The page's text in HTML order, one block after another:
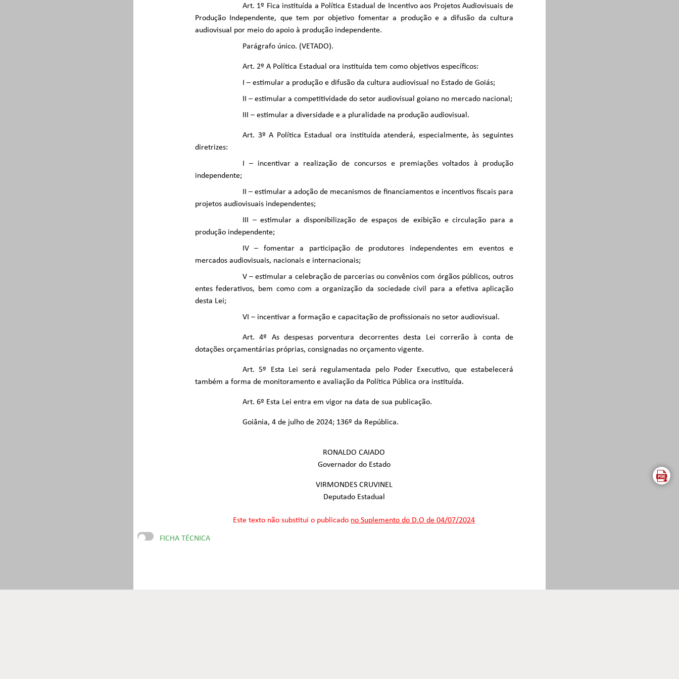
Art. 1º Fica instituída a Política Estadual de Incentivo aos Projetos Audiovisuais de
Produção Independente, que tem por objetivo fomentar a produção e a difusão da cultura
audiovisual por meio do apoio à produção independente.
Parágrafo único. (VETADO).
Art. 2º A Política Estadual ora instituída tem como objetivos específicos:
I – estimular a produção e difusão da cultura audiovisual no Estado de Goiás;
II – estimular a competitividade do setor audiovisual goiano no mercado nacional;
III – estimular a diversidade e a pluralidade na produção audiovisual.
Art. 3º A Política Estadual ora instituída atenderá, especialmente, às seguintes
diretrizes:
I – incentivar a realização de concursos e premiações voltados à produção
independente;
II – estimular a adoção de mecanismos de financiamentos e incentivos fiscais para
projetos audiovisuais independentes;
III – estimular a disponibilização de espaços de exibição e circulação para a
produção independente;
IV – fomentar a participação de produtores independentes em eventos e
mercados audiovisuais, nacionais e internacionais;
V – estimular a celebração de parcerias ou convênios com órgãos públicos, outros
entes federativos, bem como com a organização da sociedade civil para a efetiva aplicação
desta Lei;
VI – incentivar a formação e capacitação de profissionais no setor audiovisual.
Art. 4º As despesas porventura decorrentes desta Lei correrão à conta de
dotações orçamentárias próprias, consignadas no orçamento vigente.
Art. 5º Esta Lei será regulamentada pelo Poder Executivo, que estabelecerá
também a forma de monitoramento e avaliação da Política Pública ora instituída.
Art. 6º Esta Lei entra em vigor na data de sua publicação.
Goiânia, 4 de julho de 2024; 136º da República.
RONALDO CAIADO
Governador do Estado
VIRMONDES CRUVINEL
Deputado Estadual
Este texto não substitui o publicado no Suplemento do D.O de 04/07/2024
FICHA TÉCNICA